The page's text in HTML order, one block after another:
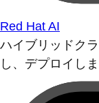
Red Hat AI
ハイブリッドク
し、デプロイしま